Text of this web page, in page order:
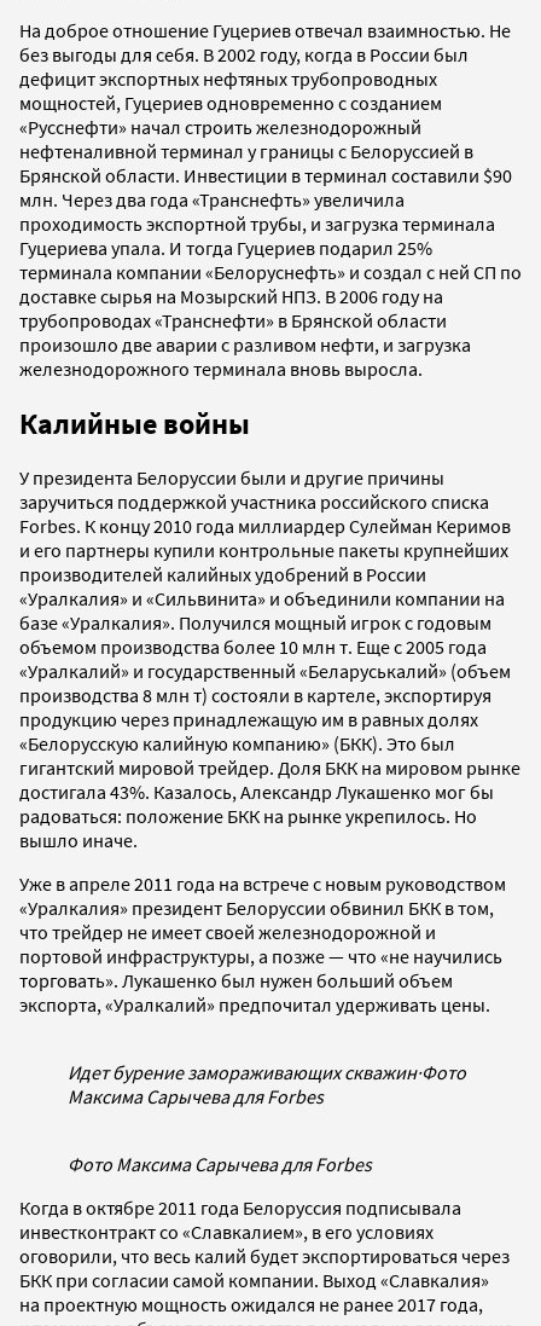
На доброе отношение Гуцериев отвечал взаимностью. Не
без выгоды для себя. В 2002 году, когда в России был
дефицит экспортных нефтяных трубопроводных
мощностей, Гуцериев одновременно с созданием
«Русснефти» начал строить железнодорожный
нефтеналивной терминал у границы с Белоруссией в
Брянской области. Инвестиции в терминал составили $90
млн. Через два года «Транснефть» увеличила
проходимость экспортной трубы, и загрузка терминала
Гуцериева упала. И тогда Гуцериев подарил 25%
терминала компании «Белоруснефть» и создал с ней СП по
доставке сырья на Мозырский НПЗ. В 2006 году на
трубопроводах «Транснефти» в Брянской области
произошло две аварии с разливом нефти, и загрузка
железнодорожного терминала вновь выросла.
Калийные войны
У президента Белоруссии были и другие причины
заручиться поддержкой участника российского списка
Forbes. К концу 2010 года миллиардер Сулейман Керимов
и его партнеры купили контрольные пакеты крупнейших
производителей калийных удобрений в России
«Уралкалия» и «Сильвинита» и объединили компании на
базе «Уралкалия». Получился мощный игрок с годовым
объемом производства более 10 млн т. Еще с 2005 года
«Уралкалий» и государственный «Беларуськалий» (объем
производства 8 млн т) состояли в картеле, экспортируя
продукцию через принадлежащую им в равных долях
«Белорусскую калийную компанию» (БКК). Это был
гигантский мировой трейдер. Доля БКК на мировом рынке
достигала 43%. Казалось, Александр Лукашенко мог бы
радоваться: положение БКК на рынке укрепилось. Но
вышло иначе.
Уже в апреле 2011 года на встрече с новым руководством
«Уралкалия» президент Белоруссии обвинил БКК в том,
что трейдер не имеет своей железнодорожной и
портовой инфраструктуры, а позже — что «не научились
торговать». Лукашенко был нужен больший объем
экспорта, «Уралкалий» предпочитал удерживать цены.
Идет бурение замораживающих скважин·Фото
Максима Сарычева для Forbes
Фото Максима Сарычева для Forbes
Когда в октябре 2011 года Белоруссия подписывала
инвестконтракт со «Славкалием», в его условиях
оговорили, что весь калий будет экспортироваться через
БКК при согласии самой компании. Выход «Славкалия»
на проектную мощность ожидался не ранее 2017 года,